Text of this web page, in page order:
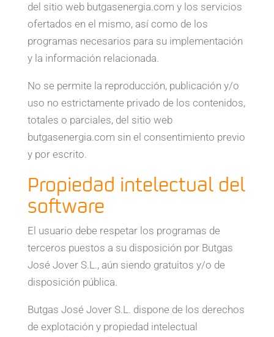
del sitio web butgasenergia.com y los servicios
ofertados en el mismo, así como de los
programas necesarios para su implementación
y la información relacionada.
No se permite la reproducción, publicación y/o
uso no estrictamente privado de los contenidos,
totales o parciales, del sitio web
butgasenergia.com sin el consentimiento previo
y por escrito.
Propiedad intelectual del
software
El usuario debe respetar los programas de
terceros puestos a su disposición por Butgas
José Jover S.L., aún siendo gratuitos y/o de
disposición pública.
Butgas José Jover S.L. dispone de los derechos
de explotación y propiedad intelectual